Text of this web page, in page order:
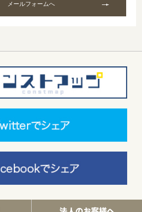
メールフォームへ